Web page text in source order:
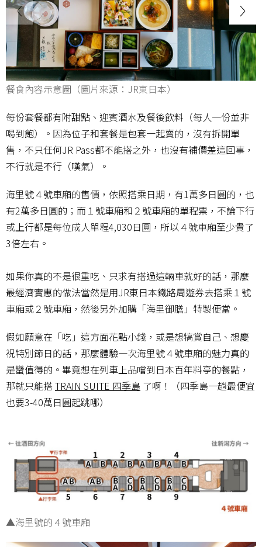
餐食內容示意圖（圖片來源：JR東日本）
每份套餐都有附甜點、迎賓酒水及餐後飲料（每人一份並非
喝到飽）。因為位子和套餐是包套一起賣的，沒有拆開單
售，不只任何JR Pass都不能搭之外，也沒有補價差這回事，
不行就是不行（嘆氣）。
海里號４號車廂的售價，依照搭乘日期，有1萬多日圓的，也
有2萬多日圓的；而１號車廂和２號車廂的單程票，不論下行
或上行都是每位成人單程4,030日圓，所以４號車廂至少貴了
3倍左右。
如果你真的不是很重吃、只求有搭過這輛車就好的話，那麼
最經濟實惠的做法當然是用JR東日本鐵路周遊券去搭乘１號
車廂或２號車廂，然後另外加購「海里御膳」特製便當。
假如願意在「吃」這方面花點小錢，或是想犒賞自己、想慶
祝特別節日的話，那麼體驗一次海里號４號車廂的魅力真的
是蠻值得的。畢竟想在列車上品嚐到日本百年料亭的餐點，
那就只能搭 TRAIN SUITE 四季島 了啊！（四季島一趟最便宜
也要3-40萬日圓起跳哪）
▲海里號的４號車廂